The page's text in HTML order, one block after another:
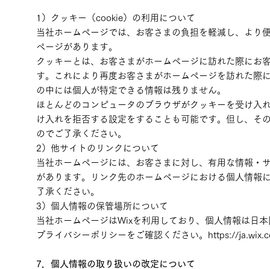
1）クッキー（cookie）の利用について
当社ホームページでは、お客さまの負担を軽減し、より
ページがあります。
クッキーとは、お客さまがホームページに訪れた際にお
す。これにより再度お客さまがホームページを訪れた際
の中には個人が特定できる情報は残りません。
ほとんどのコンピュータのブラウザがクッキーを受け入
け入れを拒否する設定をすることも可能です。但し、そ
のでご了承ください。
2）他サイトのリンクについて
当社ホームページには、お客さまに対し、有用な情報・
があります。リンク先のホームページにおける個人情報
了承ください。
3）個人情報の保管場所について
当社ホームページはWixを利用しており、個人情報は日
プライバシーポリシーをご確認ください。https://
7．個人情報の取り扱いの改定について